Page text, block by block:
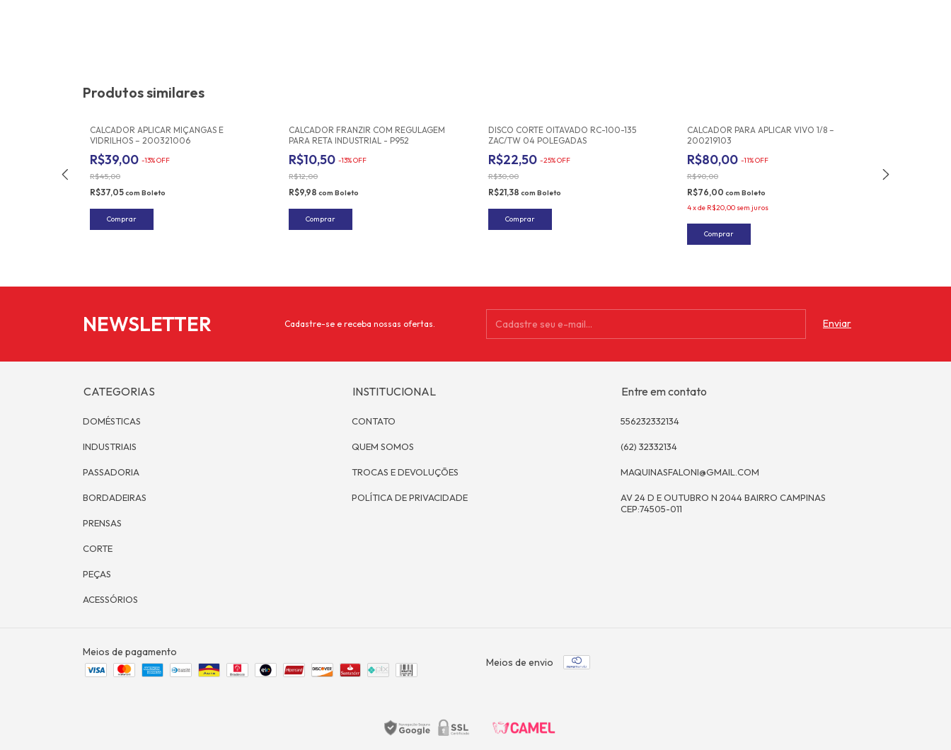
Produtos similares
CALCADOR APLICAR MIÇANGAS E
VIDRILHOS – 200321006
R$39,00 -13%OFF
R$45,00
R$37,05com Boleto
CALCADOR FRANZIR COM REGULAGEM
PARA RETA INDUSTRIAL - P952
R$10,50-13%OFF
R$12,00
R$9,98com Boleto
DISCO CORTE OITAVADO RC-100-135
ZAC/TW 04 POLEGADAS
R$22,50 -25%OFF
R$30,00
R$21,38 com Boleto
CALCADOR PARA APLICAR VIVO 1/8 –
200219103
R$80,00 -11%OFF
R$90,00
R$76,00 com Boleto
4xde R$20,00 sem juros
R$95,00
NEWSLETTER Cadastre-se e receba nossas ofertas.
CATEGORIAS
DOMÉSTICAS
INDUSTRIAIS
PASSADORIA
BORDADEIRAS
PRENSAS
CORTE
PEÇAS
ACESSÓRIOS
INSTITUCIONAL
CONTATO
QUEM SOMOS
TROCAS E DEVOLUÇÕES
POLÍTICA DE PRIVACIDADE
Entre em contato
556232332134
(62) 32332134
MAQUINASFALONI@GMAIL.COM
AV 24 D E OUTUBRO N 2044 BAIRRO CAMPINAS
CEP:74505-011
Meios de pagamento
Meios de envio